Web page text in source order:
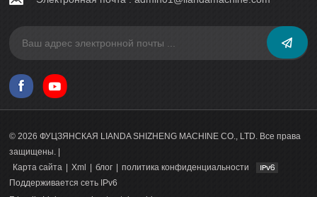
© 2026 ФУЦЗЯНСКАЯ LIANDA SHIZHENG MACHINE CO., LTD. Все права
защищены. |
Карта сайта
Xml блог
политика конфиденциальности
Поддерживается сеть IPv6